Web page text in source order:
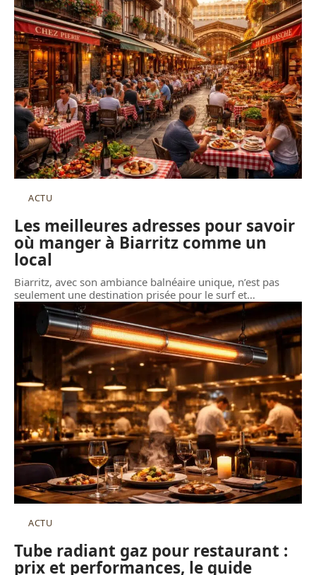
ACTU
Les meilleures adresses pour savoir
où manger à Biarritz comme un
local
Biarritz, avec son ambiance balnéaire unique, n’est pas
seulement une destination prisée pour le surf et…
ACTU
Tube radiant gaz pour restaurant :
prix et performances, le guide